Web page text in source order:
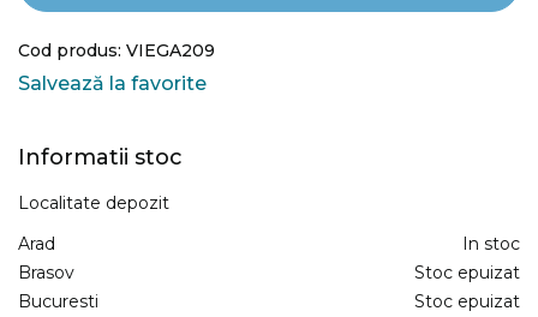
Cod produs: VIEGA209
Salvează la favorite
Informatii stoc
Localitate depozit
Arad
In stoc
Brasov
Stoc epuizat
Bucuresti
Stoc epuizat